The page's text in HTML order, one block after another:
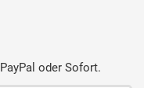
oder Sofort.